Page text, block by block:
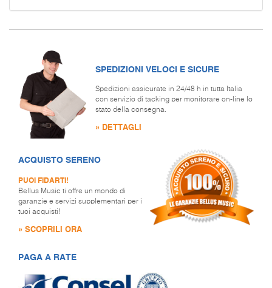
SPEDIZIONI VELOCI E SICURE
Spedizioni assicurate in 24/48 h in tutta Italia
con servizio di tacking per monitorare on-line lo
stato della consegna.
» DETTAGLI
ACQUISTO SERENO
PUOI FIDARTI!
Bellus Music ti offre un mondo di
garanzie e servizi supplementari per i
tuoi acquisti!
» SCOPRILI ORA
PAGA A RATE